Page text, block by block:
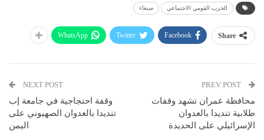
الحزب القومي الاجتماعي صنعاء
Share
Facebook
Twitter
WhatsApp
محافظة عمران تشهد وقفات
طلابية تنديدا بالعدوان
الإسرائيلي على الحديدة
NEXT POST
وقفة احتجاجية في جامعة إب
تنديدا بالعدوان الصهيوني على
اليمن